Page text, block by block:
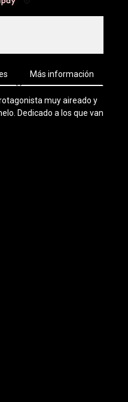
Más información
muy aireado y
Dedicado a los que van